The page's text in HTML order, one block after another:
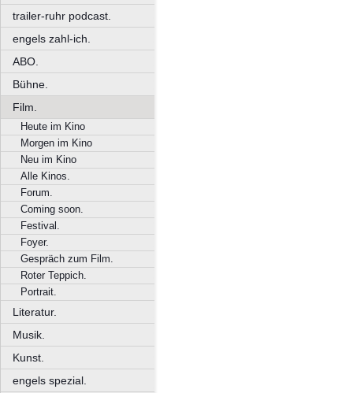
trailer-ruhr podcast.
engels zahl-ich.
ABO.
Bühne.
Film.
Heute im Kino
Morgen im Kino
Neu im Kino
Alle Kinos.
Forum.
Coming soon.
Festival.
Foyer.
Gespräch zum Film.
Roter Teppich.
Portrait.
Literatur.
Musik.
Kunst.
engels spezial.